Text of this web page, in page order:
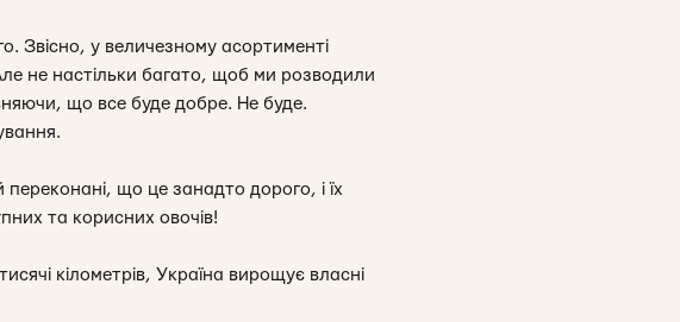
Звісно, у величезному асортименті
не настільки багато, щоб ми розводили
що все буде добре. Не буде.
що це занадто дорого, і їх
та корисних овочів!
кілометрів, Україна вирощує власні